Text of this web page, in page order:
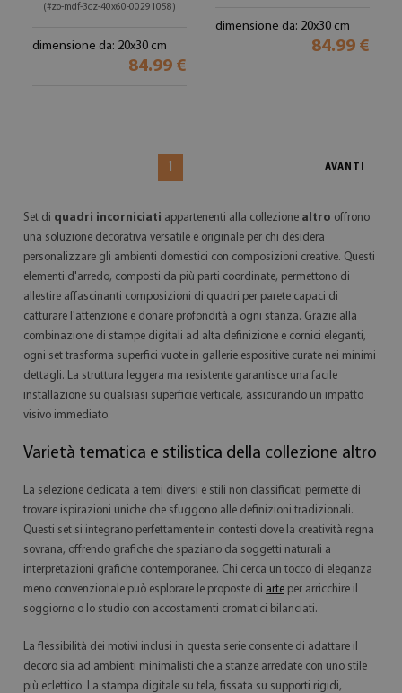
(#zo-mdf-3cz-40x60-00291058)
dimensione da: 20x30 cm
84.99 €
dimensione da: 20x30 cm
84.99 €
1 AVANTI
Set di quadri incorniciati appartenenti alla collezione altro offrono
una soluzione decorativa versatile e originale per chi desidera
personalizzare gli ambienti domestici con composizioni creative. Questi
elementi d'arredo, composti da più parti coordinate, permettono di
allestire affascinanti composizioni di quadri per parete capaci di
catturare l'attenzione e donare profondità a ogni stanza. Grazie alla
combinazione di stampe digitali ad alta definizione e cornici eleganti,
ogni set trasforma superfici vuote in gallerie espositive curate nei minimi
dettagli. La struttura leggera ma resistente garantisce una facile
installazione su qualsiasi superficie verticale, assicurando un impatto
visivo immediato.
Varietà tematica e stilistica della collezione altro
La selezione dedicata a temi diversi e stili non classificati permette di
trovare ispirazioni uniche che sfuggono alle definizioni tradizionali.
Questi set si integrano perfettamente in contesti dove la creatività regna
sovrana, offrendo grafiche che spaziano da soggetti naturali a
interpretazioni grafiche contemporanee. Chi cerca un tocco di eleganza
meno convenzionale può esplorare le proposte di arte per arricchire il
soggiorno o lo studio con accostamenti cromatici bilanciati.
La flessibilità dei motivi inclusi in questa serie consente di adattare il
decoro sia ad ambienti minimalisti che a stanze arredate con uno stile
più eclettico. La stampa digitale su tela, fissata su supporti rigidi,